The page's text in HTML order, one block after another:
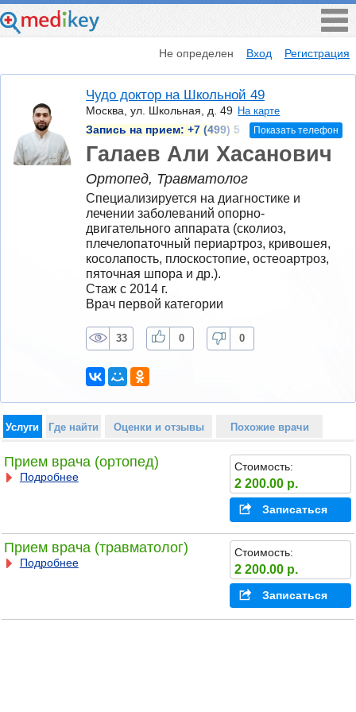
Не определен Вход Регистрация
Чудо доктор на Школьной 49
Москва, ул. Школьная, д. 49 На карте
Запись на прием: +7 (499) 5 Показать телефон
Галаев Али Хасанович
Ортопед, Травматолог
Специализируется на диагностике и
лечении заболеваний опорно-
двигательного аппарата (сколиоз,
плечелопаточный периартроз, кривошея,
косолапость, плоскостопие, остеоартроз,
пяточная шпора и др.).
Стаж с 2014 г.
Врач первой категории
33 0 0
Услуги Где найти Оценки и отзывы Похожие врачи
Прием врача (ортопед)
Подробнее
Стоимость:
2 200.00 р.
Записаться
Прием врача (травматолог)
Подробнее
Стоимость:
2 200.00 р.
Записаться